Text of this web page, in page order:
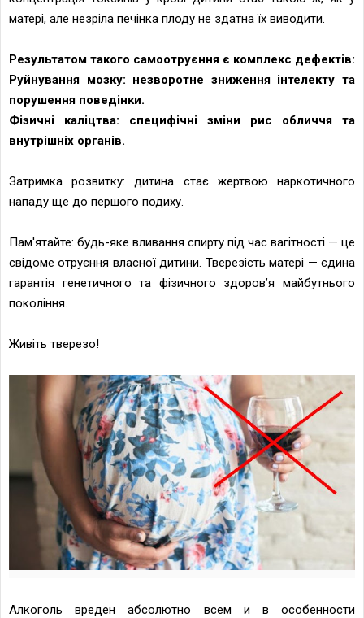
матері, але незріла печінка плоду не здатна їх виводити.
Результатом такого самоотруєння є комплекс дефектів:
Руйнування мозку: незворотне зниження інтелекту та
порушення поведінки.
Фізичні каліцтва: специфічні зміни рис обличчя та
внутрішніх органів.
Затримка розвитку: дитина стає жертвою наркотичного
нападу ще до першого подиху.
Пам'ятайте: будь-яке вливання спирту під час вагітності — це
свідоме отруєння власної дитини. Тверезість матері — єдина
гарантія генетичного та фізичного здоров’я майбутнього
покоління.
Живіть тверезо!
Алкоголь вреден абсолютно всем и в особенности